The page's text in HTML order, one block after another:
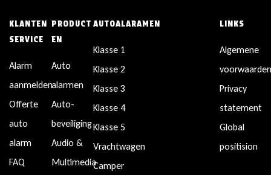
KLANTEN
SERVICE
Alarm
aanmelden
Offerte
auto
alarm
FAQ
PRODUCT
EN
Auto
alarmen
Auto-
beveiliging
Audio &
Multimedia
AUTOALARAMEN
Klasse 1
Klasse 2
Klasse 3
Klasse 4
Klasse 5
Vrachtwagen
Camper
LINKS
Algemene
Privacy
statement
Global
positision